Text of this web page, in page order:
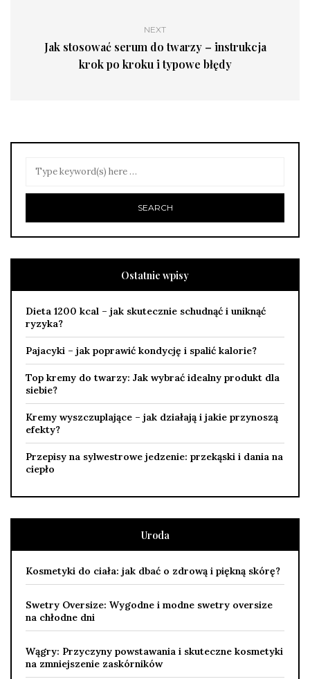
NEXT
Jak stosować serum do twarzy – instrukcja
krok po kroku i typowe błędy
Ostatnie wpisy
Dieta 1200 kcal – jak skutecznie schudnąć i uniknąć
ryzyka?
Pajacyki – jak poprawić kondycję i spalić kalorie?
Top kremy do twarzy: Jak wybrać idealny produkt dla
siebie?
Kremy wyszczuplające – jak działają i jakie przynoszą
efekty?
Przepisy na sylwestrowe jedzenie: przekąski i dania na
ciepło
Uroda
Kosmetyki do ciała: jak dbać o zdrową i piękną skórę?
Swetry Oversize: Wygodne i modne swetry oversize
na chłodne dni
Wągry: Przyczyny powstawania i skuteczne kosmetyki
na zmniejszenie zaskórników